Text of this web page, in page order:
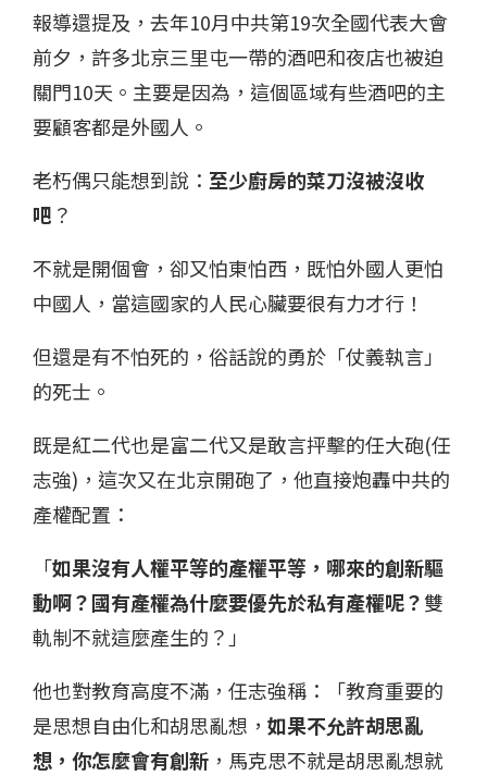
報導還提及，去年10月中共第19次全國代表大會
前夕，許多北京三里屯一帶的酒吧和夜店也被迫
關門10天。主要是因為，這個區域有些酒吧的主
要顧客都是外國人。
老朽偶只能想到說： 至少廚房的菜刀沒被沒收
吧 ？
不就是開個會，卻又怕東怕西，既怕外國人更怕
中國人，當這國家的人民心臟要很有力才行！
但還是有不怕死的，俗話說的勇於「仗義執言」
的死士。
既是紅二代也是富二代又是敢言抨擊的任大砲(任
志強)，這次又在北京開砲了，他直接炮轟中共的
產權配置：
「如果沒有人權平等的產權平等，哪來的創新驅
動啊？國有產權為什麼要優先於私有產權呢？雙
軌制不就這麼產生的？」
他也對教育高度不滿，任志強稱：「教育重要的
是思想自由化和胡思亂想， 如果不允許胡思亂
想，你怎麼會有創新 ，馬克思不就是胡思亂想就